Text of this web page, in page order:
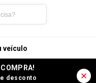
veículo
desconto